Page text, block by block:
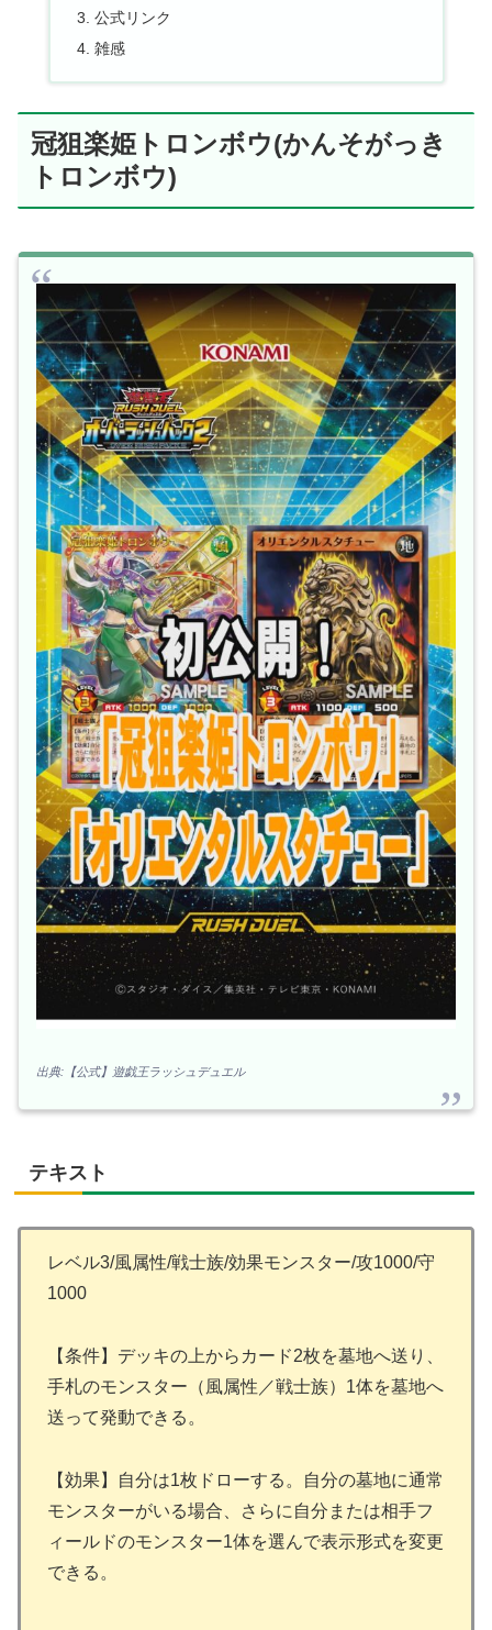
公式リンク
雑感
冠狙楽姫トロンボウ(かんそがっき
トロンボウ)
出典:【公式】遊戯王ラッシュデュエル
テキスト
レベル3/風属性/戦士族/効果モンスター/攻1000/守
1000
【条件】デッキの上からカード2枚を墓地へ送り、
手札のモンスター（風属性／戦士族）1体を墓地へ
送って発動できる。
【効果】自分は1枚ドローする。自分の墓地に通常
モンスターがいる場合、さらに自分または相手フ
ィールドのモンスター1体を選んで表示形式を変更
できる。